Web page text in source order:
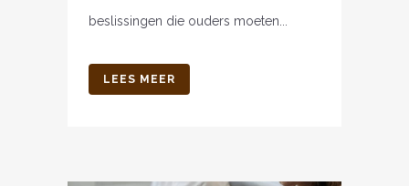
beslissingen die ouders moeten...
LEES MEER